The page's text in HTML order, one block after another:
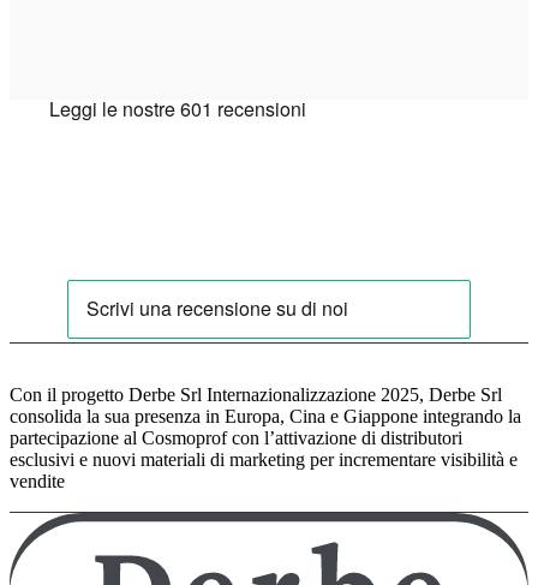
Con il progetto Derbe Srl Internazionalizzazione 2025, Derbe Srl
consolida la sua presenza in Europa, Cina e Giappone integrando la
partecipazione al Cosmoprof con l’attivazione di distributori
esclusivi e nuovi materiali di marketing per incrementare visibilità e
vendite